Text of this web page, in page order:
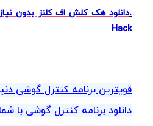
.
Hack
قویترین برنامه کنترل گوشی
دانلود برنامه کنترلگوشی با